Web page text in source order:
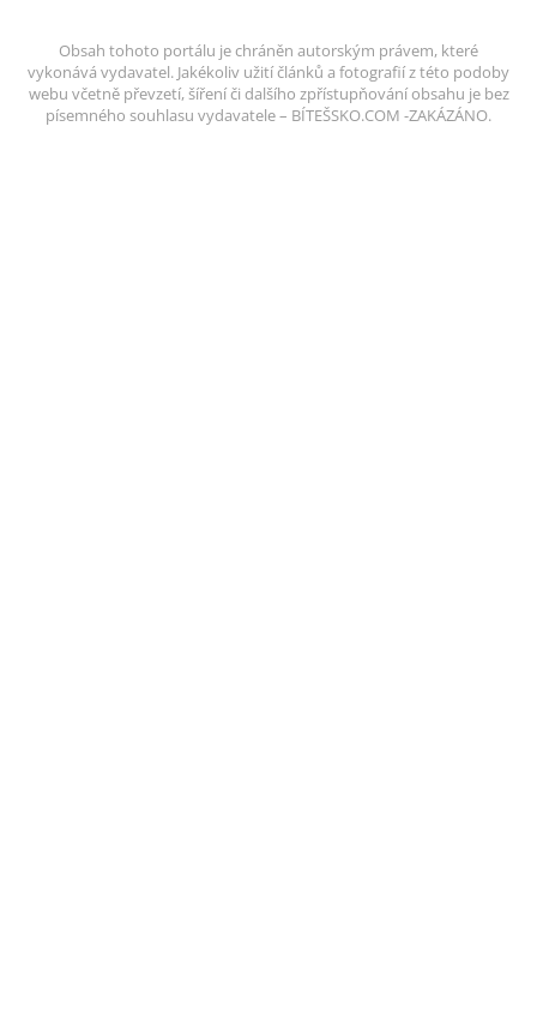
Obsah tohoto portálu je chráněn autorským právem, které
vykonává vydavatel. Jakékoliv užití článků a fotografií z této podoby
webu včetně převzetí, šíření či dalšího zpřístupňování obsahu je bez
písemného souhlasu vydavatele – BÍTEŠSKO.COM -ZAKÁZÁNO.